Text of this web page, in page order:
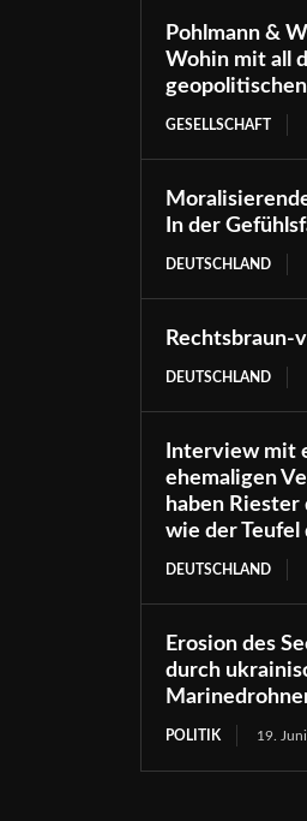
Pohlmann &
Wohin mit all
GESELLSCHAFT
In der
DEUTSCHLAND
Rechtsbraun-
DEUTSCHLAND
Interview mit
ehemaligen
haben Riester
wie der Teufel
DEUTSCHLAND
Erosion des
durch
POLITIK 19.